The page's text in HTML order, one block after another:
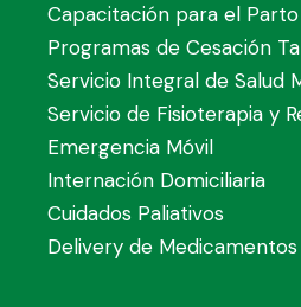
Capacitación para el Parto
Programas de Cesación
Servicio Integral de Salud
Servicio de Fisioterapia y
Emergencia Móvil
Internación Domiciliaria
Cuidados Paliativos
Delivery de Medicamentos